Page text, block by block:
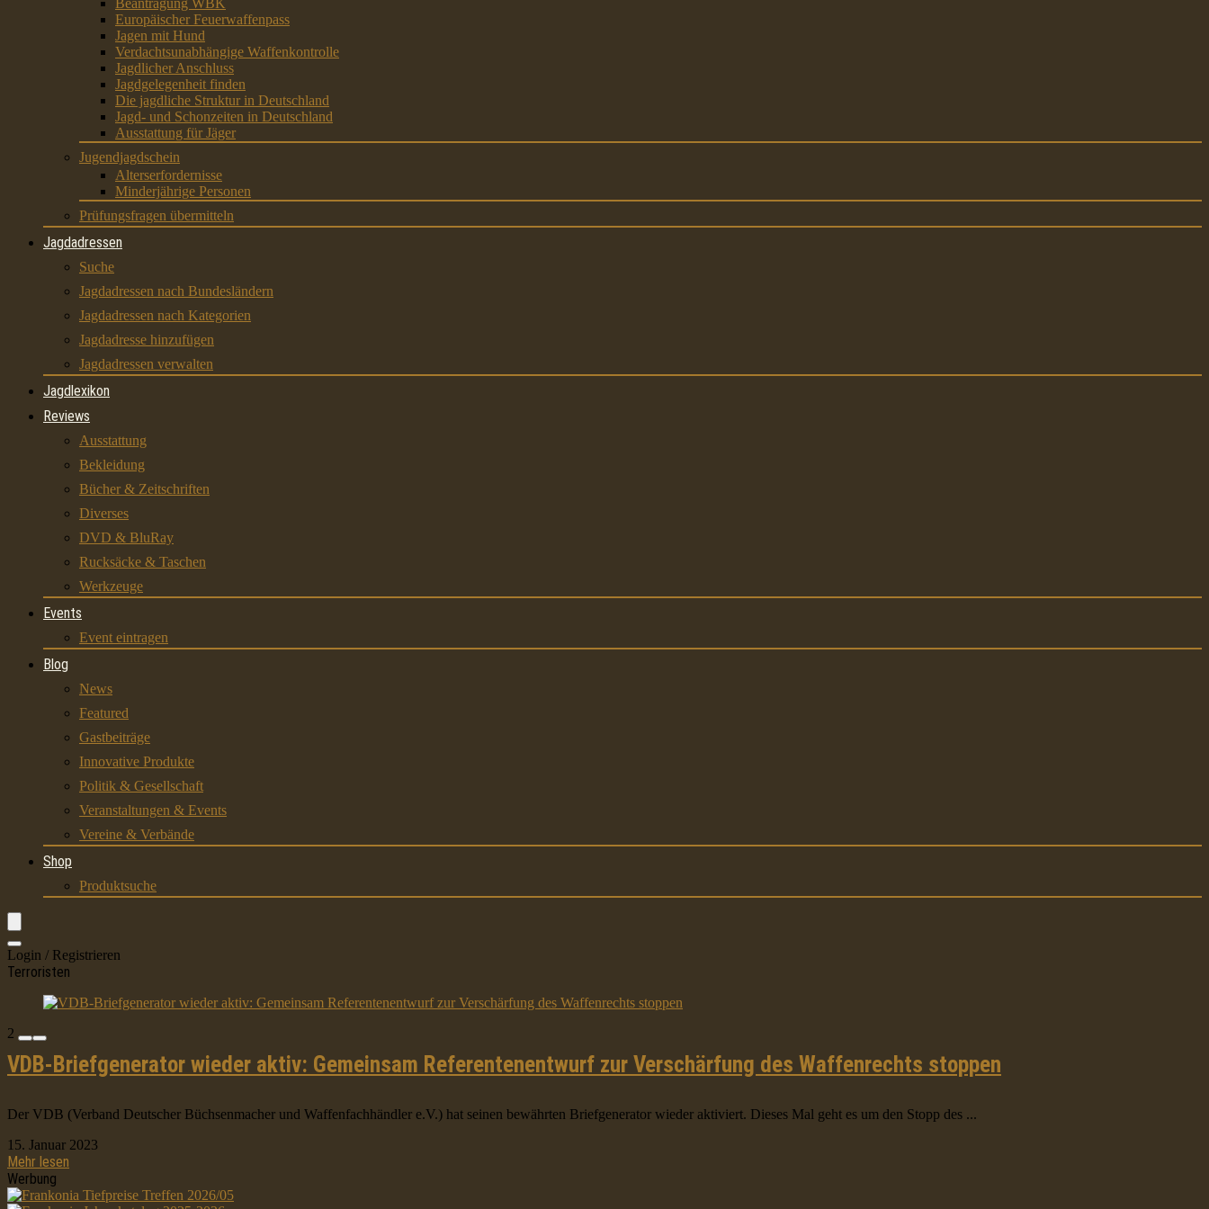
Beantragung WBK
Europäischer Feuerwaffenpass
Jagen mit Hund
Verdachtsunabhängige Waffenkontrolle
Jagdlicher Anschluss
Jagdgelegenheit finden
Die jagdliche Struktur in Deutschland
Jagd- und Schonzeiten in Deutschland
Ausstattung für Jäger
Jugendjagdschein
Alterserfordernisse
Minderjährige Personen
Prüfungsfragen übermitteln
Jagdadressen
Suche
Jagdadressen nach Bundesländern
Jagdadressen nach Kategorien
Jagdadresse hinzufügen
Jagdadressen verwalten
Jagdlexikon
Reviews
Ausstattung
Bekleidung
Bücher & Zeitschriften
Diverses
DVD & BluRay
Rucksäcke & Taschen
Werkzeuge
Events
Event eintragen
Blog
News
Featured
Gastbeiträge
Innovative Produkte
Politik & Gesellschaft
Veranstaltungen & Events
Vereine & Verbände
Shop
Produktsuche
Login / Registrieren
Terroristen
2
VDB-Briefgenerator wieder aktiv: Gemeinsam Referentenentwurf zur Verschärfung des Waffenrechts stoppen
Der VDB (Verband Deutscher Büchsenmacher und Waffenfachhändler e.V.) hat seinen bewährten Briefgenerator wieder aktiviert. Dieses Mal geht es um den Stopp des ...
15. Januar 2023
Mehr lesen
Werbung